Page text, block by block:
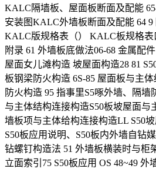
KALC隔墙板、屋面板断面及配能
安装图KALC外墙板断面及配能 64
KALC版规格表（） KALC板规格表
附录 61 外墙板底做法06-68 金属配
屋面女儿滩构造 坡屋面构造28 81
板钢梁防火构造 6S-85 屋面板与主
防火构造 95 指事里S5啄外墙、隔墙
与主体结构连接构造S50板坡屋面与
墙板项与主体给构连接构造LL S50
S50板应用说明、S50板内外墙自钻
钻螺钉构造法 51 外墙板横装时与柜
立面索引75 S50板应用 OS 48~49